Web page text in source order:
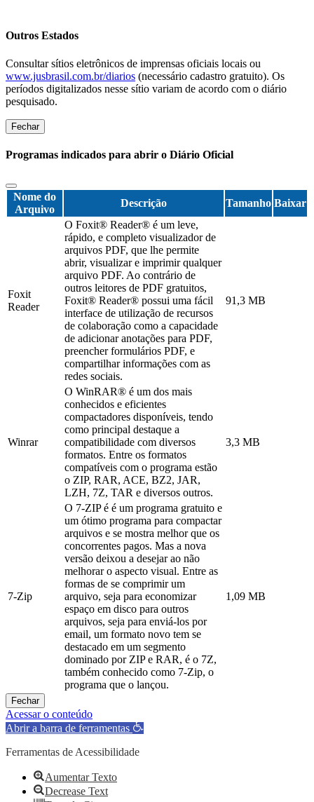
Outros Estados
Consultar sítios eletrônicos de imprensas oficiais locais ou
www.jusbrasil.com.br/diarios (necessário cadastro gratuito). Os
períodos digitalizados nesse sítio variam de acordo com o diário
pesquisado.
Fechar
Programas indicados para abrir o Diário Oficial
Nome do
Arquivo
Descrição Tamanho Baixar
Foxit
Reader
O Foxit® Reader® é um leve,
rápido, e completo visualizador de
arquivos PDF, que lhe permite
abrir, visualizar e imprimir qualquer
arquivo PDF. Ao contrário de
outros leitores de PDF gratuitos,
Foxit® Reader® possui uma fácil
interface de utilização de recursos
de colaboração como a capacidade
de adicionar anotações para PDF,
preencher formulários PDF, e
compartilhar informações com as
redes sociais.
91,3 MB
Winrar
O WinRAR® é um dos mais
conhecidos e eficientes
compactadores disponíveis, tendo
como principal destaque a
compatibilidade com diversos
formatos. Entre os formatos
compatíveis com o programa estão
o ZIP, RAR, ACE, BZ2, JAR,
LZH, 7Z, TAR e diversos outros.
3,3 MB
7-Zip
O 7-ZIP é é um programa gratuito e
um ótimo programa para compactar
arquivos e se mostra melhor que os
concorrentes pagos. Mas a nova
versão deixou a desejar ao não
melhorar o aspecto visual. Entre as
formas de se comprimir um
arquivo, seja para economizar
espaço em disco para outros
arquivos, seja para enviá-los por
email, um formato novo tem se
destacado em um segmento
dominado por ZIP e RAR, é o 7Z,
também conhecido como 7-Zip, o
programa que o lançou.
1,09 MB
Fechar
Acessar o conteúdo
Abrir a barra de ferramentas
Ferramentas de Acessibilidade
Aumentar Texto
Decrease Text